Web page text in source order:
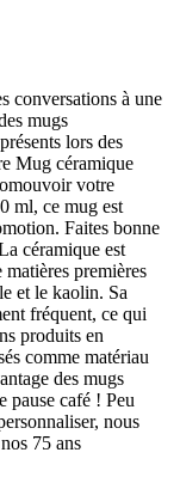
conversations à une
mugs
lors des
Mug céramique
votre
ml, ce mug est
Faites bonne
céramique est
premières
et le kaolin. Sa
fréquent, ce qui
produits en
comme matériau
des mugs
pause café ! Peu
nous
75 ans